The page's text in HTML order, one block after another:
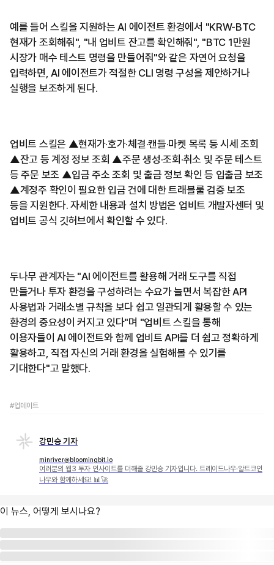
예를 들어 스킬을 지원하는 AI 에이전트 환경에서 "KRW-BTC
현재가 조회해줘", "내 업비트 잔고를 확인해줘", "BTC 1만원
시장가 매수 테스트 명령을 만들어줘"와 같은 자연어 요청을
입력하면, AI 에이전트가 적절한 CLI 명령 구성을 제안하거나
실행을 보조하게 된다.
업비트 스킬은 ▲현재가·호가·체결·캔들·마켓 목록 등 시세 조회
▲잔고 등 계정 정보 조회 ▲주문 생성·조회·취소 및 주문 테스트
등 주문 보조 ▲입금 주소 조회 및 출금 정보 확인 등 입출금 보조
▲계정주 확인이 필요한 입금 건에 대한 트래블룰 검증 보조
등을 지원한다. 자세한 내용과 설치 방법은 업비트 개발자센터 및
업비트 공식 깃허브에서 확인할 수 있다.
두나무 관계자는 "AI 에이전트를 활용해 거래 도구를 직접
만들거나 투자 환경을 구성하려는 수요가 늘면서 복잡한 API
사용법과 거래소별 규칙을 보다 쉽고 일관되게 활용할 수 있는
환경의 중요성이 커지고 있다"며 "업비트 스킬을 통해
이용자들이 AI 에이전트와 함께 업비트 API를 더 쉽고 정확하게
활용하고, 직접 자신의 거래 환경을 실험해볼 수 있기를
기대한다"고 말했다.
#업데이트
강민승 기자
minriver@bloomingbit.io
여러분의 웹3 투자 인사이트를 더해줄 강민승 기자입니다. 트레이드나우·알트코인
나우와 함께하세요! 📊🚀
이 뉴스, 어떻게 보시나요?